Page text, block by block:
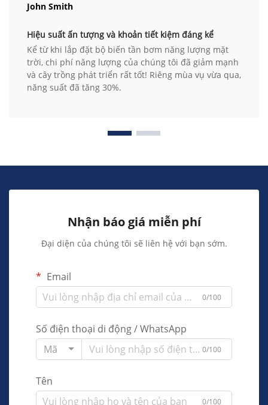
John Smith
Hiệu suất ấn tượng và khoản tiết kiệm đáng kể
Kể từ khi lắp đặt bộ biến tần bơm năng lượng mặt
trời, chi phí năng lượng của chúng tôi đã giảm mạnh
và cây trồng phát triển rất tốt! Riêng mùa vụ vừa qua,
năng suất đã tăng 30%.
Nhận báo giá miễn phí
Đại diện của chúng tôi sẽ liên hệ với bạn sớm.
Email
0/100
Số điện thoại di động / WhatsApp
Mã
0/100
Tên
0/100